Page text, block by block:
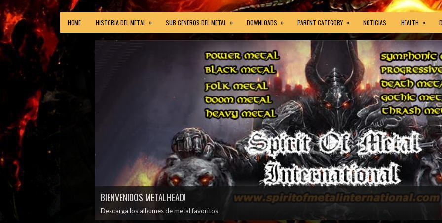
HOME HISTORIA DEL METAL » SUB GENEROS DEL METAL » DOWNLOADS » PARENT CATEGORY » NOTICIAS HEALTH »
BIENVENIDOS METALHEAD!
Descarga los albumes de metal favoritos